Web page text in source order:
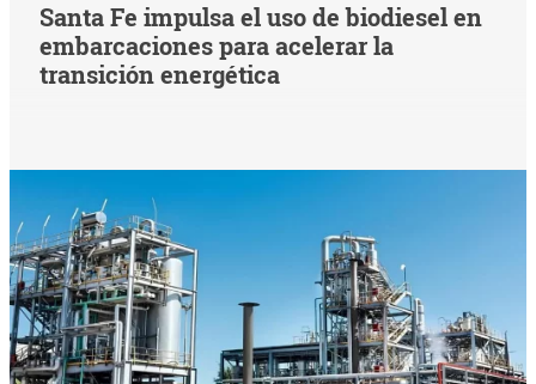
Santa Fe impulsa el uso de biodiesel en
embarcaciones para acelerar la
transición energética